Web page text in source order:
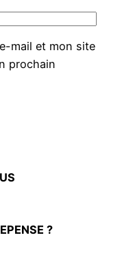
mail et mon site
prochain
?